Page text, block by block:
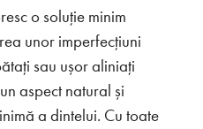
o soluție minim
unor imperfecțiuni
sau ușor aliniați
aspect natural și
a dintelui. Cu toate